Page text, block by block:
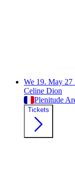
We 19. May 27
Celine Dion
Plenitude
Tickets